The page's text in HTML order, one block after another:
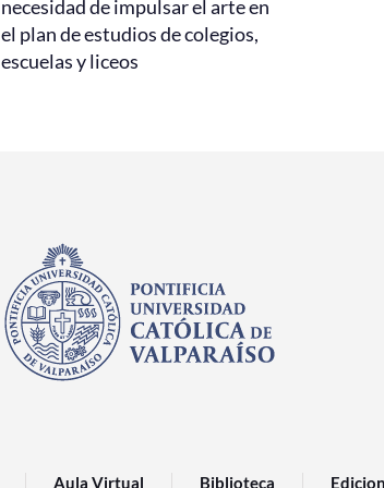
necesidad de impulsar el arte en
el plan de estudios de colegios,
escuelas y liceos
Aula Virtual Biblioteca